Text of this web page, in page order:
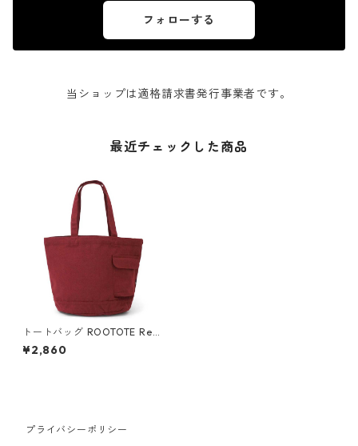
フォローする
当ショップは適格請求書発行事業者です。
最近チェックした商品
トートバッグ ROOTOTE Recy
cled cotton MEDIUM 1018 ル
ートート SN.ミディアム.リサ
¥2,860
プライバシーポリシー